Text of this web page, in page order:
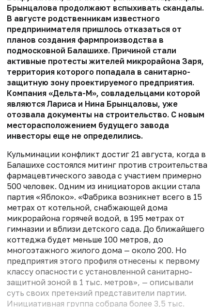
Брынцалова продолжают вспыхивать скандалы.
В августе родственникам известного
предпринимателя пришлось отказаться от
планов создания фармпроизводства в
подмосковной Балашихе. Причиной стали
активные протесты жителей микрорайона Заря,
территория которого попадала в санитарно-
защитную зону проектируемого предприятия.
Компания «Дельта-М», совладельцами которой
являются Лариса и Нина Брынцаловы, уже
отозвала документы на строительство. С новым
месторасположением будущего завода
инвесторы еще не определились.
Кульминации конфликт достиг 21 августа, когда в
Балашихе состоялся митинг против строительства
фармацевтического завода с участием примерно
500 человек. Одним из инициаторов акции стала
партия «Яблоко». «Фабрика возникнет всего в 15
метрах от котельной, снабжающей дома
микрорайона горячей водой, в 195 метрах от
гимназии и вблизи детского сада. До ближайшего
коттеджа будет меньше 100 метров, до
многоэтажного жилого дома — около 200. Но
предприятия этого профиля отнесены к первому
классу опасности с установленной санитарно-
защитной зоной в 1 тыс. метров», — описывали
суть своих претензий представители партии.
Инициативная группа собрала более 3,5 тыс.